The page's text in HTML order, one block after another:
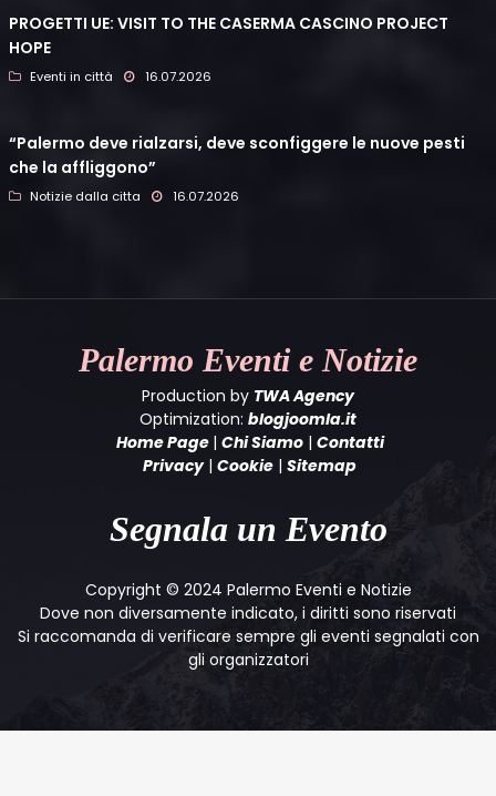
PROGETTI UE: VISIT TO THE CASERMA CASCINO PROJECT
HOPE
Eventi in città 16.07.2026
“Palermo deve rialzarsi, deve sconfiggere le nuove pesti
che la affliggono”
Notizie dalla citta 16.07.2026
Palermo Eventi e Notizie
Production by TWA Agency
Optimization: blogjoomla.it
Home Page | Chi Siamo| Contatti
Privacy| Cookie | Sitemap
Segnala un Evento
Copyright © 2024 Palermo Eventi e Notizie
Dove non diversamente indicato, i diritti sono riservati
Si raccomanda di verificare sempre gli eventi segnalati con
gli organizzatori